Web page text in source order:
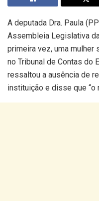
A deputada Dra. Paula
Assembleia Legislativa
primeira vez, uma mulher
no Tribunal de Contas do
ressaltou a ausência de
instituição e disse que “o